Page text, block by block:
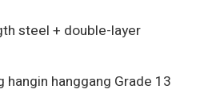
steel + double-layer
hangin hanggang Grade 13